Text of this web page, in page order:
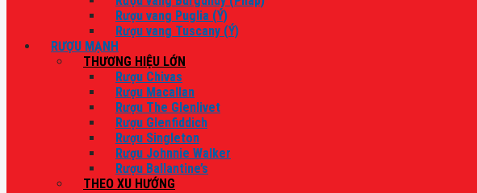
Rượu vang Puglia (Ý)
Rượu vang Tuscany (Ý)
RƯỢU MẠNH
THƯƠNG HIỆU LỚN
Rượu Chivas
Rượu Macallan
Rượu The Glenlivet
Rượu Glenfiddich
Rượu Singleton
Rượu Johnnie Walker
Rượu Ballantine’s
THEO XU HƯỚNG